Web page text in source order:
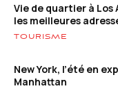
Vie de quartier à Los
les meilleures
TOURISME
New York, l’été en
Manhattan